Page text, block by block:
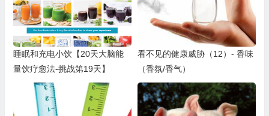
睡眠和充电小饮【20天大脑能
量饮疗愈法-挑战第19天】
看不见的健康威胁（12）- 香味
（香氛/香气）